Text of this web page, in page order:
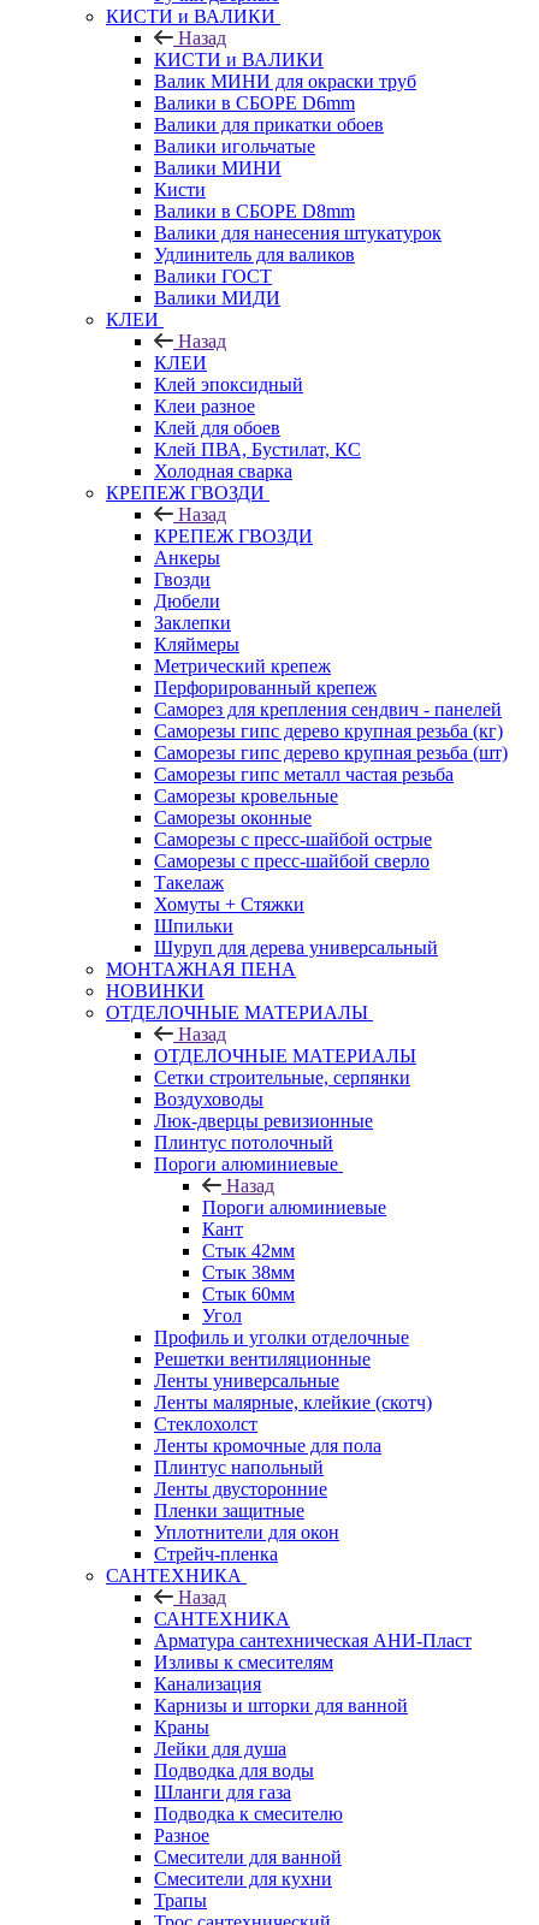
КИСТИ и ВАЛИКИ
Назад
КИСТИ и ВАЛИКИ
Валик МИНИ для окраски труб
Валики в СБОРЕ D6mm
Валики для прикатки обоев
Валики игольчатые
Валики МИНИ
Кисти
Валики в СБОРЕ D8mm
Валики для нанесения штукатурок
Удлинитель для валиков
Валики ГОСТ
Валики МИДИ
КЛЕИ
Назад
КЛЕИ
Клей эпоксидный
Клеи разное
Клей для обоев
Клей ПВА, Бустилат, КС
Холодная сварка
КРЕПЕЖ ГВОЗДИ
Назад
КРЕПЕЖ ГВОЗДИ
Анкеры
Гвозди
Дюбели
Заклепки
Кляймеры
Метрический крепеж
Перфорированный крепеж
Саморез для крепления сендвич - панелей
Саморезы гипс дерево крупная резьба (кг)
Саморезы гипс дерево крупная резьба (шт)
Саморезы гипс металл частая резьба
Саморезы кровельные
Саморезы оконные
Саморезы с пресс-шайбой острые
Саморезы с пресс-шайбой сверло
Такелаж
Хомуты + Стяжки
Шпильки
Шуруп для дерева универсальный
МОНТАЖНАЯ ПЕНА
НОВИНКИ
ОТДЕЛОЧНЫЕ МАТЕРИАЛЫ
Назад
ОТДЕЛОЧНЫЕ МАТЕРИАЛЫ
Сетки строительные, серпянки
Воздуховоды
Люк-дверцы ревизионные
Плинтус потолочный
Пороги алюминиевые
Назад
Пороги алюминиевые
Кант
Стык 42мм
Стык 38мм
Стык 60мм
Угол
Профиль и уголки отделочные
Решетки вентиляционные
Ленты универсальные
Ленты малярные, клейкие (скотч)
Стеклохолст
Ленты кромочные для пола
Плинтус напольный
Ленты двусторонние
Пленки защитные
Уплотнители для окон
Стрейч-пленка
САНТЕХНИКА
Назад
САНТЕХНИКА
Арматура сантехническая АНИ-Пласт
Изливы к смесителям
Канализация
Карнизы и шторки для ванной
Краны
Лейки для душа
Подводка для воды
Шланги для газа
Подводка к смесителю
Разное
Смесители для ванной
Смесители для кухни
Трапы